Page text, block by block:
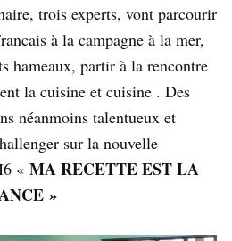
trois experts, vont parcourir
à la campagne à la mer,
hameaux, partir à la rencontre
la cuisine et cuisine . Des
néanmoins talentueux et
sur la nouvelle
« MA RECETTE EST LA
»